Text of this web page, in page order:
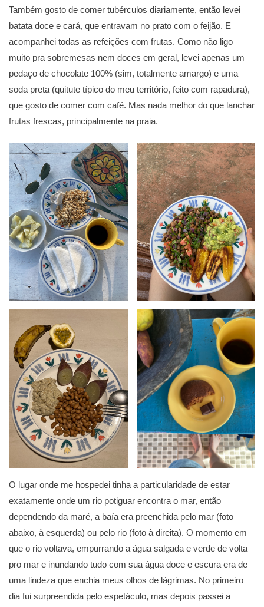
Também gosto de comer tubérculos diariamente, então levei
batata doce e cará, que entravam no prato com o feijão. E
acompanhei todas as refeições com frutas. Como não ligo
muito pra sobremesas nem doces em geral, levei apenas um
pedaço de chocolate 100% (sim, totalmente amargo) e uma
soda preta (quitute típico do meu território, feito com rapadura),
que gosto de comer com café. Mas nada melhor do que lanchar
frutas frescas, principalmente na praia.
O lugar onde me hospedei tinha a particularidade de estar
exatamente onde um rio potiguar encontra o mar, então
dependendo da maré, a baía era preenchida pelo mar (foto
abaixo, à esquerda) ou pelo rio (foto à direita). O momento em
que o rio voltava, empurrando a água salgada e verde de volta
pro mar e inundando tudo com sua água doce e escura era de
uma lindeza que enchia meus olhos de lágrimas. No primeiro
dia fui surpreendida pelo espetáculo, mas depois passei a